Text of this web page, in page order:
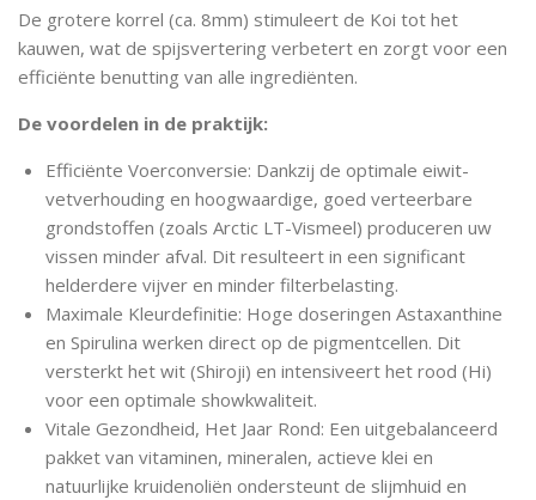
De grotere korrel (ca. 8mm) stimuleert de Koi tot het
kauwen, wat de spijsvertering verbetert en zorgt voor een
efficiënte benutting van alle ingrediënten.
De voordelen in de praktijk:
Efficiënte Voerconversie: Dankzij de optimale eiwit-
vetverhouding en hoogwaardige, goed verteerbare
grondstoffen (zoals Arctic LT-Vismeel) produceren uw
vissen minder afval. Dit resulteert in een significant
helderdere vijver en minder filterbelasting.
Maximale Kleurdefinitie: Hoge doseringen Astaxanthine
en Spirulina werken direct op de pigmentcellen. Dit
versterkt het wit (Shiroji) en intensiveert het rood (Hi)
voor een optimale showkwaliteit.
Vitale Gezondheid, Het Jaar Rond: Een uitgebalanceerd
pakket van vitaminen, mineralen, actieve klei en
natuurlijke kruidenoliën ondersteunt de slijmhuid en